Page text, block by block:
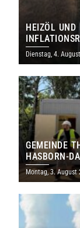
HEIZÖL UND
Dienstag, 4.
GEMEINDE
HASBORN-
MILLIONEN
Montag, 3. August